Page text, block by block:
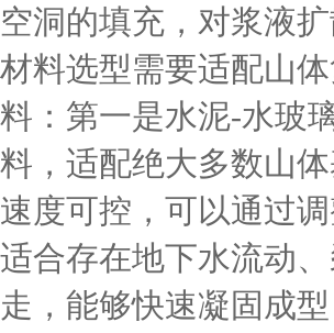
空洞的填充，对浆液
材料选型需要适配山
料：第一是水泥-水玻
料，适配绝大多数山
速度可控，可以通过
适合存在地下水流动
走，能够快速凝固成